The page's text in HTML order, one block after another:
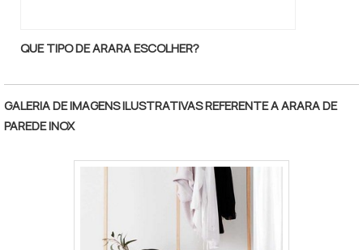
manequins e pedestais para manequins.Isso
os serviços e segura, qualificações
possíveis pelo fato de a empresa possuir
realizadas as atividades e amplo catálogo de
produtos. Tudo isso, somado a uma equipe
multidisciplinar de consultores associados e
profissionais com vasta experiência nas
diversas áreas de atuação, onde garantem o
QUE TIPO DE ARARA ESCOLHER?
GALERIA DE IMAGENS ILUSTRATIVAS REFERENTE A ARARA DE
PAREDE INOX